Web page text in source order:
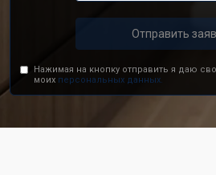
Отправить
Нажимая на кнопку отправить я даю
моих персональных данных.